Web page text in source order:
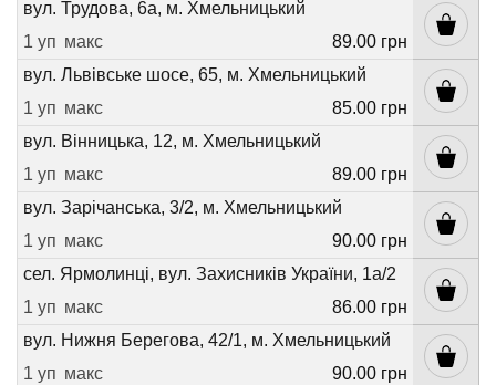
вул. Трудова, 6а, м. Хмельницький
1 уп макс
89.00 грн
вул. Львівське шосе, 65, м. Хмельницький
1 уп макс
85.00 грн
вул. Вінницька, 12, м. Хмельницький
1 уп макс
89.00 грн
вул. Зарічанська, 3/2, м. Хмельницький
1 уп макс
90.00 грн
сел. Ярмолинці, вул. Захисників України, 1а/2
1 уп макс
86.00 грн
вул. Нижня Берегова, 42/1, м. Хмельницький
1 уп макс
90.00 грн